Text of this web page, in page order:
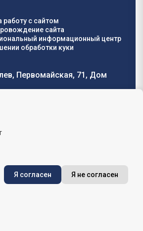
работу с сайтом
сайта
информационный центр
обработки куки
Первомайская, 71, Дом
сб-вс: выходной,
13:00 - 14:00
в Государственном регистре
Республики Беларусь. №
Я согласен Я не согласен